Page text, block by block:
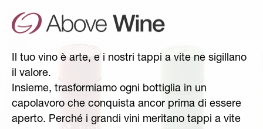
Il tuo vino è arte, e i nostri tappi a vite ne sigillano
il valore.
Insieme, trasformiamo ogni bottiglia in un
capolavoro che conquista ancor prima di essere
aperto. Perché i grandi vini meritano tappi a vite